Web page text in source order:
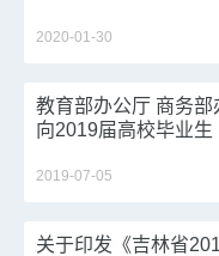
2020-01-30
教育部办公厅 商务
向2019届高校毕业
2019-07-05
关于印发《吉林省